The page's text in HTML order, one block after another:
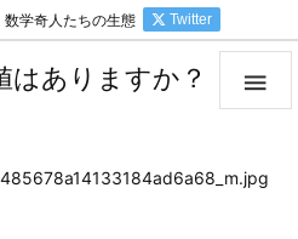

数学奇人たちの生態 Twitter
はありますか？